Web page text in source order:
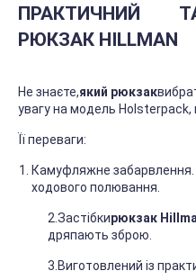
ПРАКТИЧНИЙ
РЮКЗАК HILLMAN
Не знаєте,який рюкзак
увагу на модель Holsterpack,
Її переваги:
Камуфляжне забарвлення.
ходового полювання.
2.Застібкирюкзак
дряпають зброю.
3.Виготовлений із